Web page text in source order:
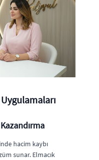
hacim kaybı
sunar. Elmacık